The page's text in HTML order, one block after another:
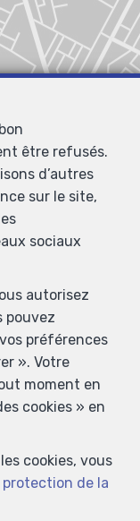
être refusés.
d’autres
sur le site,
sociaux
autorisez
pouvez
préférences
». Votre
moment en
cookies » en
cookies, vous
de la